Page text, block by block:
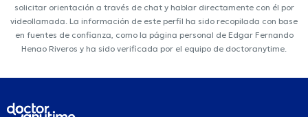
solicitar orientación a través de chat y hablar directamente con él por
videollamada. La información de este perfil ha sido recopilada con base
en fuentes de confianza, como la página personal de Edgar Fernando
Henao Riveros y ha sido verificada por el equipo de doctoranytime.